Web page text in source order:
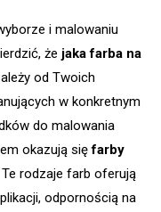
i malowaniu
że jaka farba na
od Twoich
w konkretnym
do malowania
okazują sięfarby
Te rodzaje farb oferują
odpornością na